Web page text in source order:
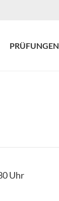
PRÜFUNGEN
Uhr